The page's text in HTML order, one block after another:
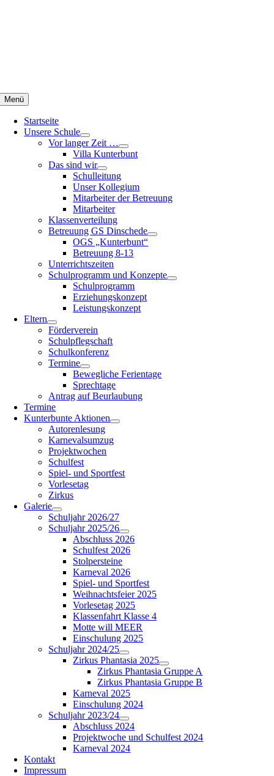
Menü
Startseite
Unsere Schule
Vor langer Zeit …
Villa Kunterbunt
Das sind wir
Schulleitung
Unser Kollegium
Mitarbeiter der Betreuung
Mitarbeiter
Klassenverteilung
Betreuung GS Dinschede
OGS „Kunterbunt“
Betreuung 8-13
Unterrichtszeiten
Schulprogramm und Konzepte
Schulprogramm
Erziehungskonzept
Leistungskonzept
Eltern
Förderverein
Schulpflegschaft
Schulkonferenz
Termine
Bewegliche Ferientage
Sprechtage
Antrag auf Beurlaubung
Termine
Kunterbunte Aktionen
Autorenlesung
Karnevalsumzug
Projektwochen
Schulfest
Spiel- und Sportfest
Vorlesetag
Zirkus
Galerie
Schuljahr 2026/27
Schuljahr 2025/26
Abschluss 2026
Schulfest 2026
Stolpersteine
Karneval 2026
Spiel- und Sportfest
Weihnachtsfeier 2025
Vorlesetag 2025
Klassenfahrt Klasse 4
Motte will MEER
Einschulung 2025
Schuljahr 2024/25
Zirkus Phantasia 2025
Zirkus Phantasia Gruppe A
Zirkus Phantasia Gruppe B
Karneval 2025
Einschulung 2024
Schuljahr 2023/24
Abschluss 2024
Projektwoche und Schulfest 2024
Karneval 2024
Kontakt
Impressum